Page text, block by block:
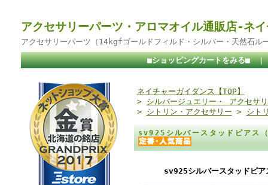
アクセサリーパーツ・アロマオイル通販店-ネ
アクセサリーパーツ（14kgfゴールドフィルド・シルバー・天然石ル
■ショッピングカートをみる■
ネイチャーガイダンス【TOP】
> シルバージュエリー・ アクセサ
> シトリン・アクセサリー > シト
sv925シルバースタッドピアス
sv925シルバースタッドピア